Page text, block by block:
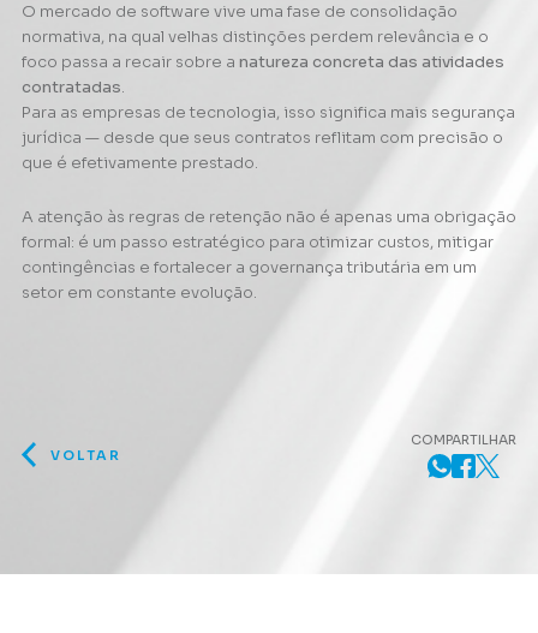
O mercado de software vive uma fase de consolidação
normativa, na qual velhas distinções perdem relevância e o
foco passa a recair sobre a natureza concreta das atividades
contratadas.
Para as empresas de tecnologia, isso significa mais segurança
jurídica — desde que seus contratos reflitam com precisão o
que é efetivamente prestado.
A atenção às regras de retenção não é apenas uma obrigação
formal: é um passo estratégico para otimizar custos, mitigar
contingências e fortalecer a governança tributária em um
setor em constante evolução.
VOLTAR
COMPARTILHAR